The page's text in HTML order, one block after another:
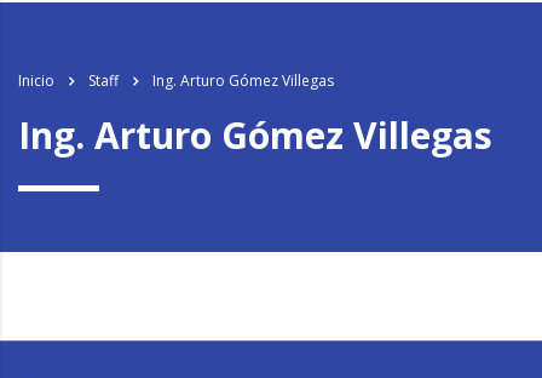
Inicio Staff Ing. Arturo Gómez Villegas
Ing. Arturo Gómez Villegas